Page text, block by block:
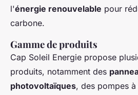
l'énergie renouvelable pour
carbone.
Gamme de produits
Cap Soleil Energie propose
produits, notamment des
photovoltaïques, des pompes